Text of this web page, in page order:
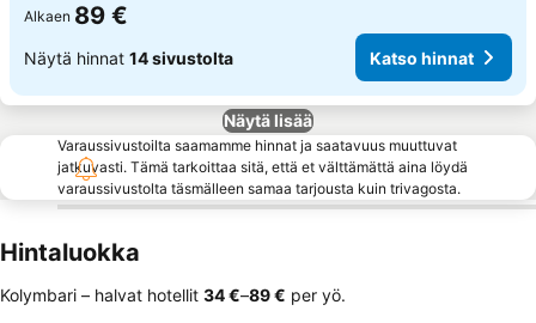
Alkaen 89 €
Näytä hinnat 14 sivustolta Katso hinnat
Näytä lisää
Varaussivustoilta saamamme hinnat ja saatavuus muuttuvat
jatkuvasti. Tämä tarkoittaa sitä, että et välttämättä aina löydä
varaussivustolta täsmälleen samaa tarjousta kuin trivagosta.
Hintaluokka
Kolymbari – halvat hotellit ‎34 €–‎89 € per yö.